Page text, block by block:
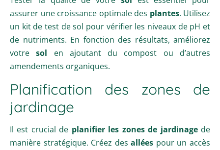
assurer une croissance optimale des plantes. Utilisez
un kit de test de sol pour vérifier les niveaux de pH et
de nutriments. En fonction des résultats, améliorez
votresol en ajoutant du compost ou d’autres
amendements organiques.
Planification des zones de
jardinage
Il est crucial de planifier les zones de jardinagede
manière stratégique. Créez desallées pour un accès